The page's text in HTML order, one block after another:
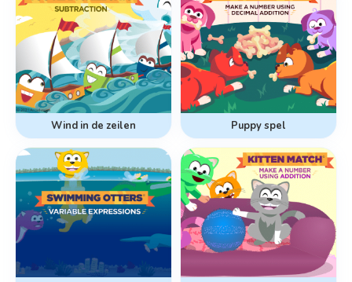
Wind in de zeilen Puppy spel